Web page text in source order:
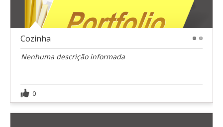
Cozinha
Nenhuma descrição informada
0